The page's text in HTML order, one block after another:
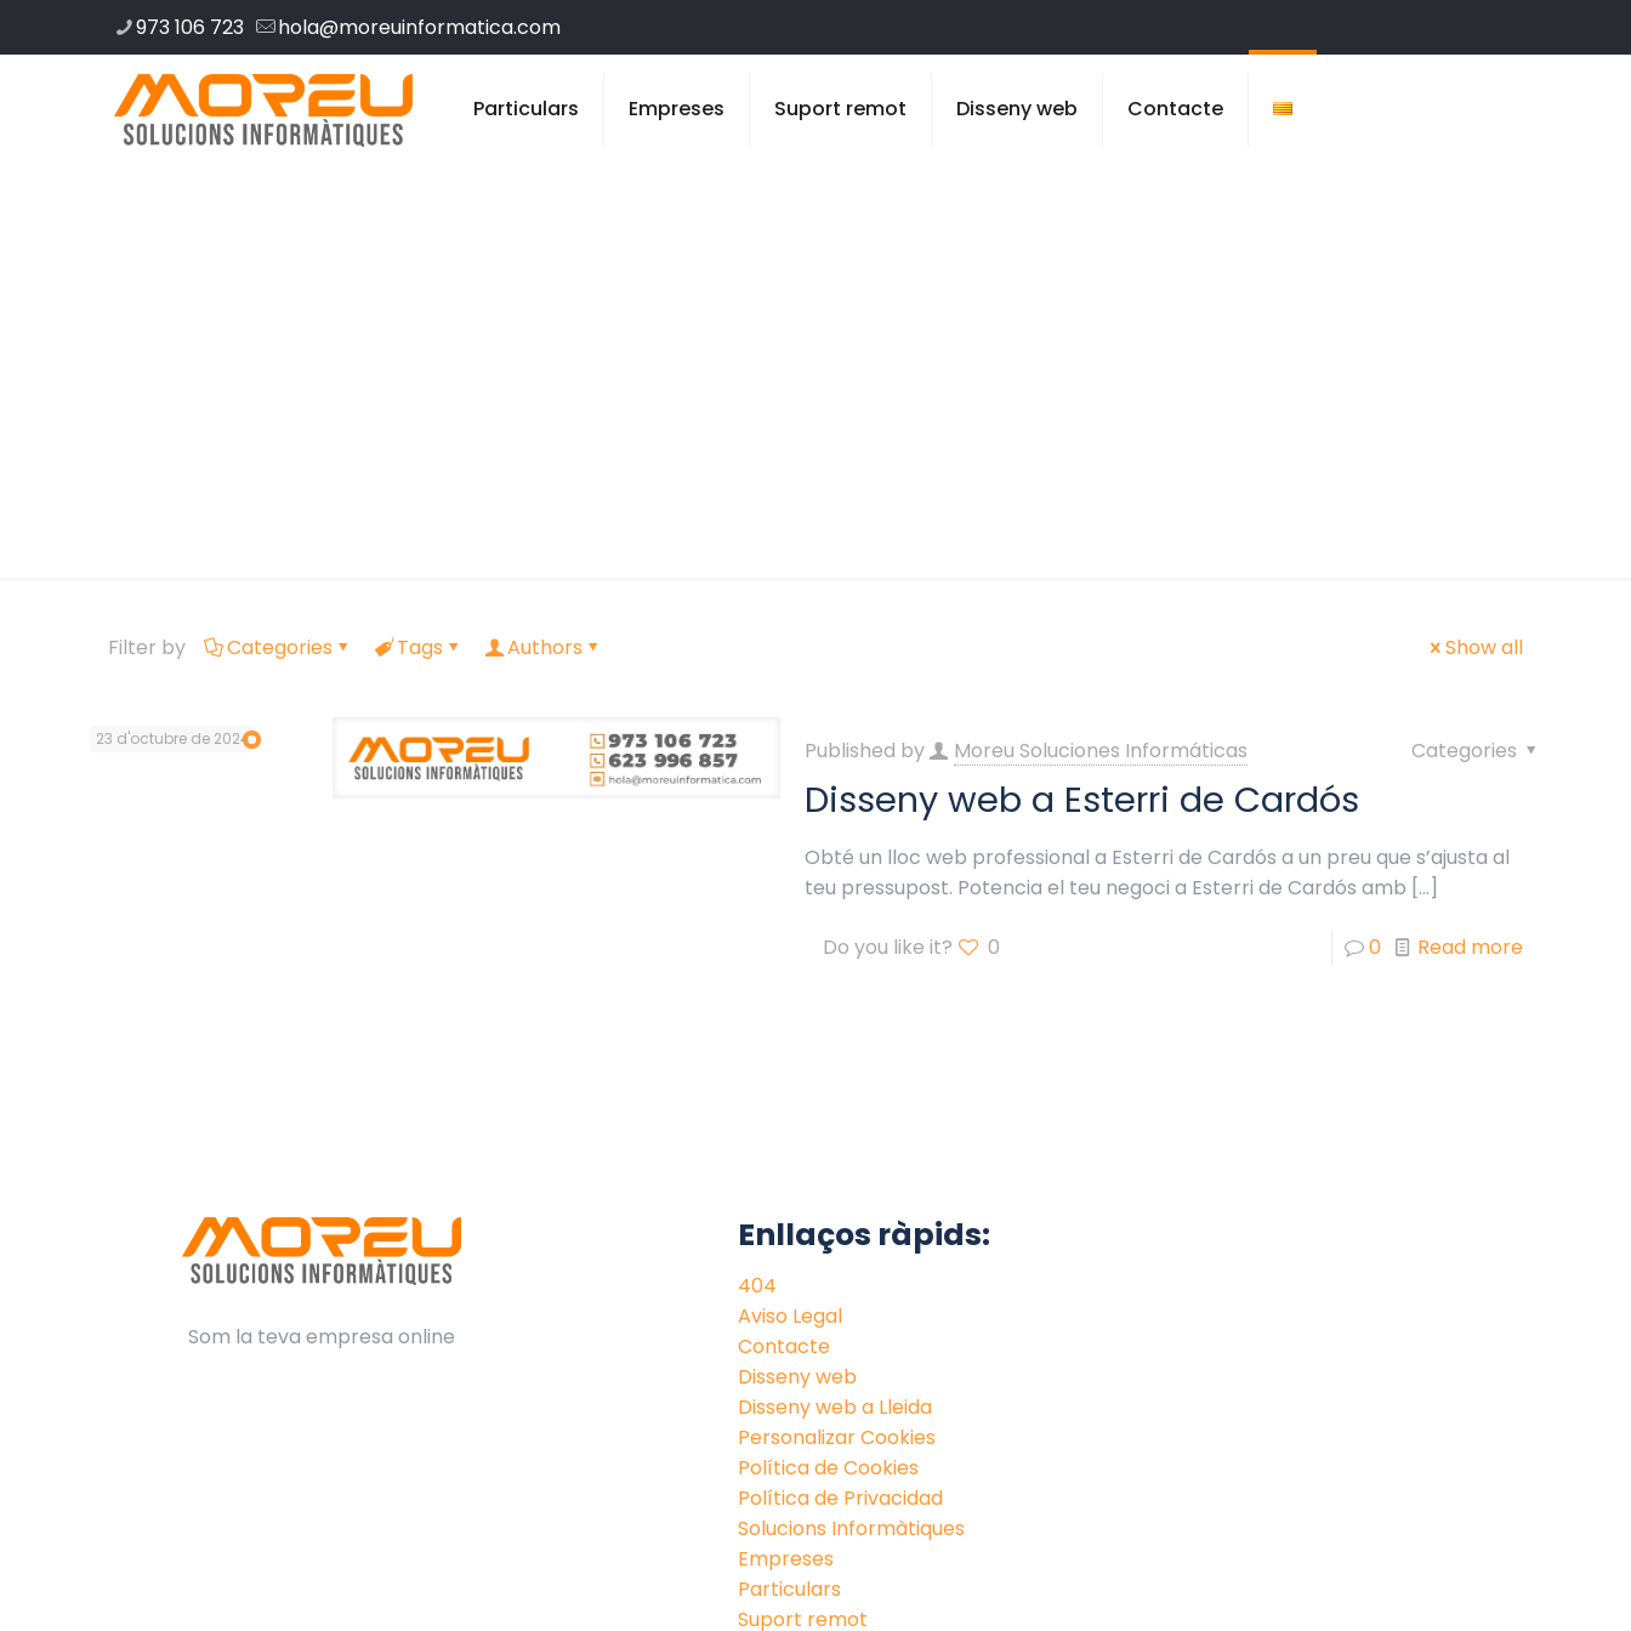
973 106 723 hola@moreuinformatica.com
Particulars Empreses Suport remot Disseny web Contacte
Filter by Categories Tags Authors Show all
23 d'octubre de 2024 Published by Moreu Soluciones Informáticas Categories
Disseny web a Esterri de Cardós
Obté un lloc web professional a Esterri de Cardós a un preu que s’ajusta al
teu pressupost. Potencia el teu negoci a Esterri de Cardós amb […]
Do you like it? 0 0 Read more
Som la teva empresa online
Enllaços ràpids:
404
Aviso Legal
Contacte
Disseny web
Disseny web a Lleida
Personalizar Cookies
Política de Cookies
Política de Privacidad
Solucions Informàtiques
Empreses
Particulars
Suport remot